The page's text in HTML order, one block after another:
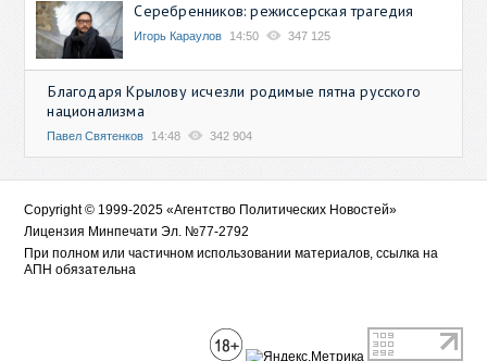
Серебренников: режиссерская трагедия
Игорь Караулов 14:50 347 125
Благодаря Крылову исчезли родимые пятна русского
национализма
Павел Святенков 14:48 342 904
Copyright © 1999-2025 «Агентство Политических Новостей»
Лицензия Минпечати Эл. №77-2792
При полном или частичном использовании материалов, ссылка на
АПН обязательна